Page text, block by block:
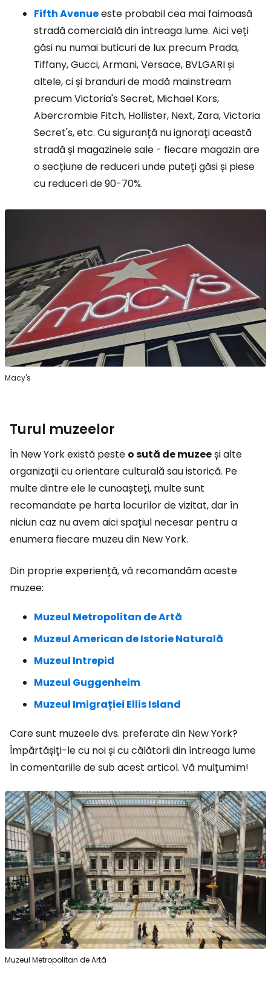
Fifth Avenueeste probabil cea mai faimoasă
stradă comercială din întreaga lume. Aici veți
găsi nu numai buticuri de lux precum Prada,
Tiffany, Gucci, Armani, Versace, BVLGARI și
altele, ci și branduri de modă mainstream
precum Victoria's Secret, Michael Kors,
Abercrombie Fitch, Hollister, Next, Zara, Victoria
Secret's, etc. Cu siguranță nu ignorați această
stradă și magazinele sale - fiecare magazin are
o secțiune de reduceri unde puteți găsi și piese
cu reduceri de 90-70%.
Macy's
Turul muzeelor
În New York există peste o sută de muzeeși alte
organizații cu orientare culturală sau istorică. Pe
multe dintre ele le cunoașteți, multe sunt
recomandate pe harta locurilor de vizitat, dar în
niciun caz nu avem aici spațiul necesar pentru a
enumera fiecare muzeu din New York.
Din proprie experiență, vă recomandăm aceste
muzee:
Muzeul Metropolitan de Artă
Muzeul American de Istorie Naturală
Muzeul Intrepid
Muzeul Guggenheim
Muzeul Imigrației Ellis Island
Care sunt muzeele dvs. preferate din New York?
Împărtășiți-le cu noi și cu călătorii din întreaga lume
în comentariile de sub acest articol. Vă mulțumim!
Muzeul Metropolitan de Artă